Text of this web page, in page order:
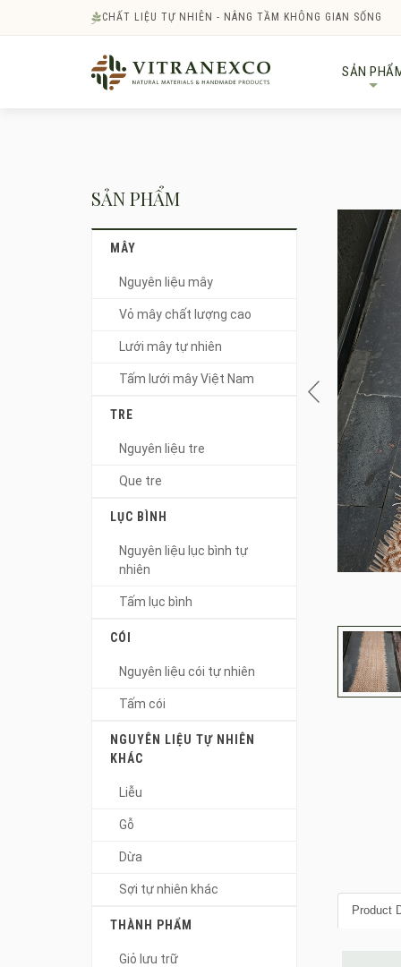
CHẤT LIỆU TỰ NHIÊN - NÂNG TẦM KHÔNG GIAN SỐNG
SẢN
Product
SẢN PHẨM
MÂY
Nguyên liệu mây
Vỏ mây chất lượng cao
Lưới mây tự nhiên
Tấm lưới mây Việt Nam
TRE
Nguyên liệu tre
Que tre
LỤC BÌNH
Nguyên liệu lục bình tự
nhiên
Tấm lục bình
CÓI
Nguyên liệu cói tự nhiên
Tấm cói
NGUYÊN LIỆU TỰ NHIÊN
KHÁC
Liễu
Gỗ
Dừa
Sợi tự nhiên khác
THÀNH PHẨM
Giỏ lưu trữ